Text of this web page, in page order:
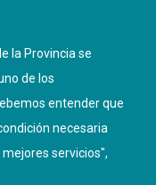
la Provincia se
de los
entender que
necesaria
servicios",